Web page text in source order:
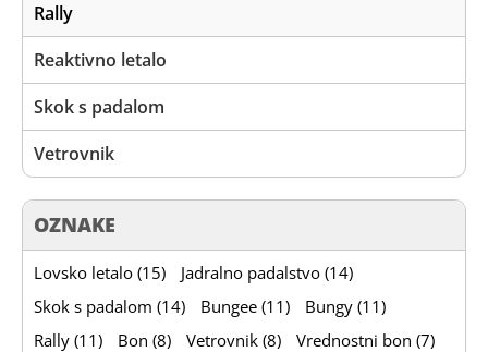
Rally
Reaktivno letalo
Skok s padalom
Vetrovnik
OZNAKE
Lovsko letalo (15)
Jadralno padalstvo (14)
Skok s padalom (14)
Bungee (11)
Bungy (11)
Rally (11)
Bon (8) Vetrovnik (8)
Vrednostni bon (7)